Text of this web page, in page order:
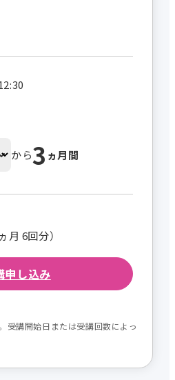
から3 ヵ月間
月 6回分）
申し込み
受講開始日または受講回数によっ